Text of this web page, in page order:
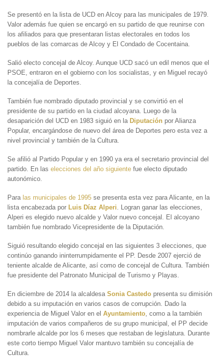
Se presentó en la lista de UCD en Alcoy para las municipales de 1979.
Valor además fue quien se encargó en su partido de que reunirse con
los afiliados para que presentaran listas electorales en todos los
pueblos de las comarcas de Alcoy y El Condado de Cocentaina.
Salió electo concejal de Alcoy. Aunque UCD sacó un edil menos que el
PSOE, entraron en el gobierno con los socialistas, y en Miguel recayó
la concejalía de Deportes.
También fue nombrado diputado provincial y se convirtió en el
presidente de su partido en la ciudad alcoyana. Luego de la
desaparición del UCD en 1983 siguió en la Diputación por Alianza
Popular, encargándose de nuevo del área de Deportes pero esta vez a
nivel provincial y también de la Cultura.
Se afilió al Partido Popular y en 1990 ya era el secretario provincial del
partido. En las elecciones del año siguiente fue electo diputado
autonómico.
Para las municipales de 1995 se presenta esta vez para Alicante, en la
lista encabezada por Luis Díaz Alperi . Logran ganar las elecciones,
Alperi es elegido nuevo alcalde y Valor nuevo concejal. El alcoyano
también fue nombrado Vicepresidente de la Diputación.
Siguió resultando elegido concejal en las siguientes 3 elecciones, que
continúo ganando ininterrumpidamente el PP. Desde 2007 ejerció de
teniente alcalde de Alicante, así como de concejal de Cultura. También
fue presidente del Patronato Municipal de Turismo y Playas.
En diciembre de 2014 la alcaldesa Sonia Castedo presenta su dimisión
debido a su imputación en varios casos de corrupción. Dado la
experiencia de Miguel Valor en el Ayuntamiento , como a la también
imputación de varios compañeros de su grupo municipal, el PP decide
nombrarle alcalde por los 6 meses que restaban de legislatura. Durante
este corto tiempo Miguel Valor mantuvo también su concejalía de
Cultura.